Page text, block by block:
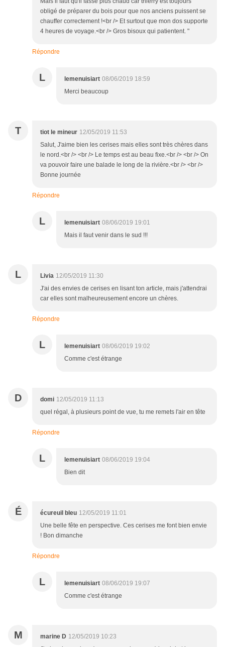
obligé de préparer du bois pour que nos anciens puissent se
chauffer correctement !<br /> Et surtout que mon dos supporte
4 heures de voyage.<br /> Gros bisoux qui patientent. "
Répondre
L lemenuisiart 08/06/2019 18:59
Merci beaucoup
T tiot le mineur 12/05/2019 11:53
Salut, J'aime bien les cerises mais elles sont très chères dans
le nord.<br /> <br /> Le temps est au beau fixe.<br /> <br /> On
va pouvoir faire une balade le long de la rivière.<br /> <br />
Bonne journée
Répondre
L lemenuisiart 08/06/2019 19:01
Mais il faut venir dans le sud !!!
L Livia 12/05/2019 11:30
J'ai des envies de cerises en lisant ton article, mais j'attendrai
car elles sont malheureusement encore un chères.
Répondre
L lemenuisiart 08/06/2019 19:02
Comme c'est étrange
D domi 12/05/2019 11:13
quel régal, à plusieurs point de vue, tu me remets l'air en tête
Répondre
L lemenuisiart 08/06/2019 19:04
Bien dit
É écureuil bleu 12/05/2019 11:01
Une belle fête en perspective. Ces cerises me font bien envie
! Bon dimanche
Répondre
L lemenuisiart 08/06/2019 19:07
Comme c'est étrange
M marine D 12/05/2019 10:23